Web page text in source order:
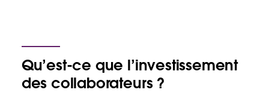
Qu’est-ce que l’investissement
des collaborateurs ?